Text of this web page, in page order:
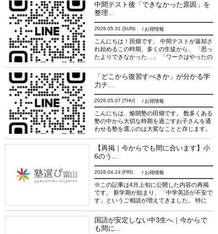
中間テスト後「できなかった原因」を
整理...
2026.05.31(SUN) お得情報
こんにちは！田畑です。 中間テストが返却さ
れ始めるこの時期、多くの生徒から、 「思っ
たよりできなかった…」 「ワークはやったの
のか分からない…」 という声を聞きます。
そ...続きを読む
「どこから復習すべきか」が分かる学
力チ...
2026.05.07(THU) お得情報
こんにちは、愉開塾の田畑です。 数多くある
塾の中から大切な時期を過ごすお子さんを通
わせる塾を選ぶのは大変なことと存じます。
はその前にやるべきことがあります。 それは
お子...続きを読む
【再掲｜今からでも間に合います】小
6のう...
2026.04.24(FRI) お得情報
※この記事は4月上旬に公開した内容の再掲
です。 新学期が始まり、「中学英語が不安で
す」というご相談が増えてきました。 特に
ングでもう一度ご紹介させてください。 ～～
～～～～～... 続きを読む
国語が安定しない中3生へ｜今からで
も間に...